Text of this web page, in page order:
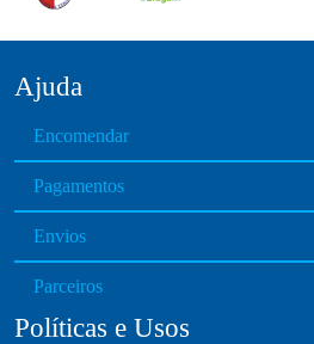
Ajuda
Encomendar
Pagamentos
Envios
Parceiros
Políticas e Usos